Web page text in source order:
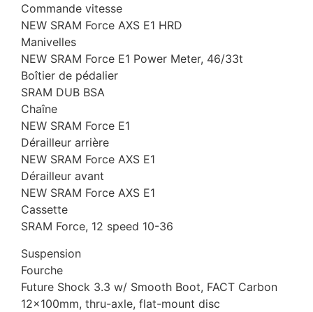
Commande vitesse
NEW SRAM Force AXS E1 HRD
Manivelles
NEW SRAM Force E1 Power Meter, 46/33t
Boîtier de pédalier
SRAM DUB BSA
Chaîne
NEW SRAM Force E1
Dérailleur arrière
NEW SRAM Force AXS E1
Dérailleur avant
NEW SRAM Force AXS E1
Cassette
SRAM Force, 12 speed 10-36
Suspension
Fourche
Future Shock 3.3 w/ Smooth Boot, FACT Carbon
12x100mm, thru-axle, flat-mount disc